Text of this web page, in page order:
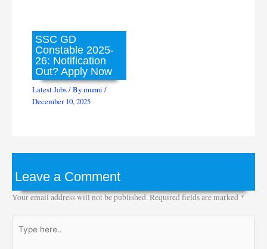
SSC GD
Constable 2025-
26: Notification
Out? Apply Now
Latest Jobs/ Bymunni/
December 10, 2025
Leave a Comment
Your email address will not be published.Required fields are marked*
here..